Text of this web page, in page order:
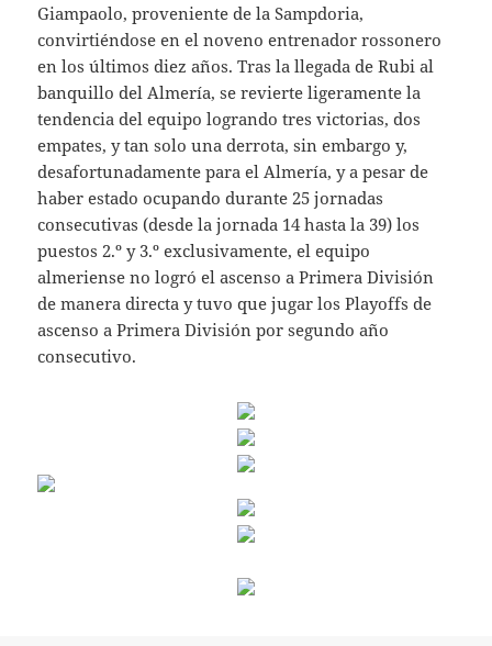
Giampaolo, proveniente de la Sampdoria,
convirtiéndose en el noveno entrenador rossonero
en los últimos diez años. Tras la llegada de Rubi al
banquillo del Almería, se revierte ligeramente la
tendencia del equipo logrando tres victorias, dos
empates, y tan solo una derrota, sin embargo y,
desafortunadamente para el Almería, y a pesar de
haber estado ocupando durante 25 jornadas
consecutivas (desde la jornada 14 hasta la 39) los
puestos 2.º y 3.º exclusivamente, el equipo
almeriense no logró el ascenso a Primera División
de manera directa y tuvo que jugar los Playoffs de
ascenso a Primera División por segundo año
consecutivo.